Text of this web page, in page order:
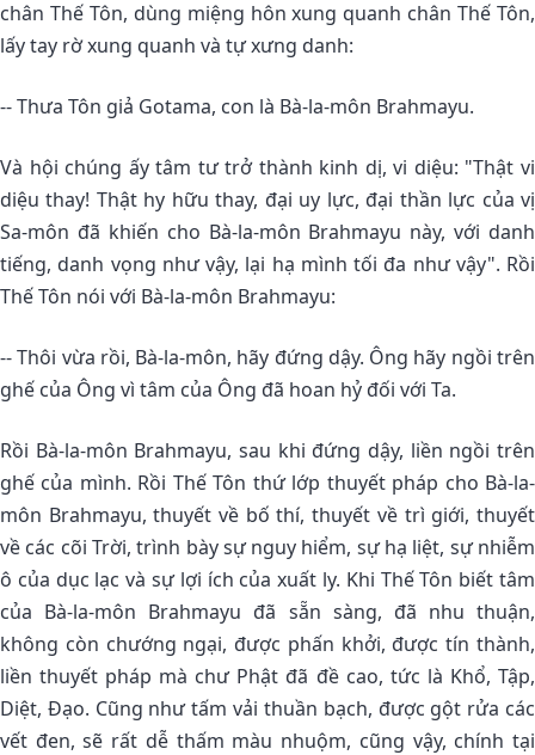
chân Thế Tôn, dùng miệng hôn xung quanh chân Thế Tôn,
lấy tay rờ xung quanh và tự xưng danh:
-- Thưa Tôn giả Gotama, con là Bà-la-môn Brahmayu.
Và hội chúng ấy tâm tư trở thành kinh dị, vi diệu: "Thật vi
diệu thay! Thật hy hữu thay, đại uy lực, đại thần lực của vị
Sa-môn đã khiến cho Bà-la-môn Brahmayu này, với danh
tiếng, danh vọng như vậy, lại hạ mình tối đa như vậy". Rồi
Thế Tôn nói với Bà-la-môn Brahmayu:
-- Thôi vừa rồi, Bà-la-môn, hãy đứng dậy. Ông hãy ngồi trên
ghế của Ông vì tâm của Ông đã hoan hỷ đối với Ta.
Rồi Bà-la-môn Brahmayu, sau khi đứng dậy, liền ngồi trên
ghế của mình. Rồi Thế Tôn thứ lớp thuyết pháp cho Bà-la-
môn Brahmayu, thuyết về bố thí, thuyết về trì giới, thuyết
về các cõi Trời, trình bày sự nguy hiểm, sự hạ liệt, sự nhiễm
ô của dục lạc và sự lợi ích của xuất ly. Khi Thế Tôn biết tâm
của Bà-la-môn Brahmayu đã sẵn sàng, đã nhu thuận,
không còn chướng ngại, được phấn khởi, được tín thành,
liền thuyết pháp mà chư Phật đã đề cao, tức là Khổ, Tập,
Diệt, Ðạo. Cũng như tấm vải thuần bạch, được gột rửa các
vết đen, sẽ rất dễ thấm màu nhuộm, cũng vậy, chính tại